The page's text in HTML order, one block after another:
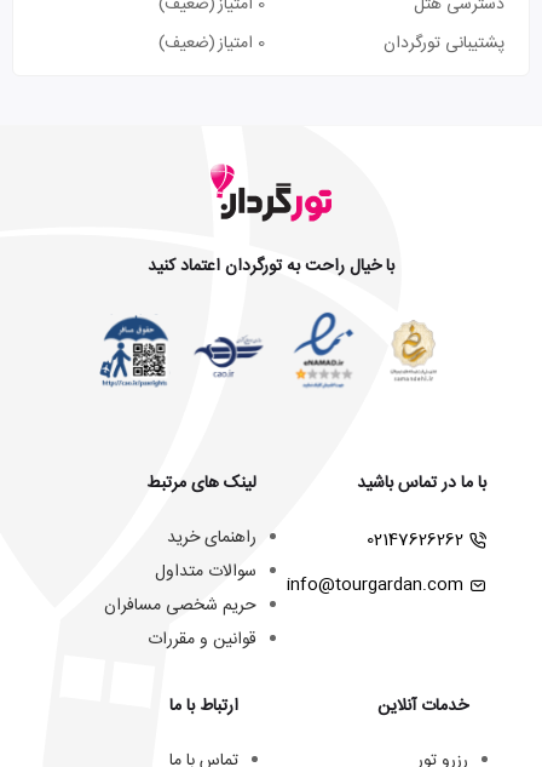
پشتیبانی تورگردان
0 امتیاز (ضعیف)
با خیال راحت به تورگردان اعتماد کنید
با ما در تماس باشید
02147626262
info@tourgardan.com
خدمات آنلاین
رزرو تور
لینک های مرتبط
راهنمای خرید
سوالات متداول
حریم شخصی مسافران
قوانین و مقررات
ارتباط با ما
تماس با ما